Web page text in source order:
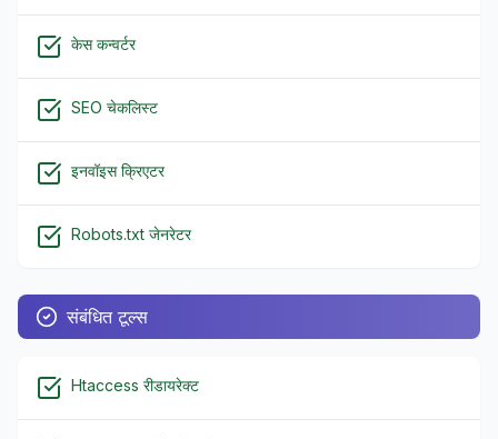
केस कन्वर्टर
SEO चेकलिस्ट
इनवॉइस क्रिएटर
Robots.txt जेनरेटर
संबंधित टूल्स
Htaccess रीडायरेक्ट